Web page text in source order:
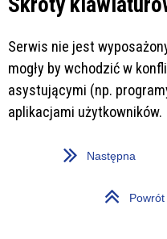
Serwis nie jest
mogły by wchodzić w
asystującymi (np.
aplikacjami użytkowników.
Następna
Powrót